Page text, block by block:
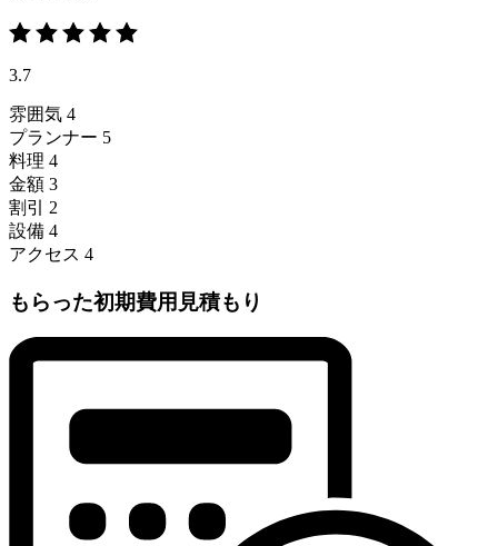
3.7
雰囲気 4
プランナー 5
料理 4
金額 3
割引
2
設備 4
アクセス 4
もらった初期費用見積もり